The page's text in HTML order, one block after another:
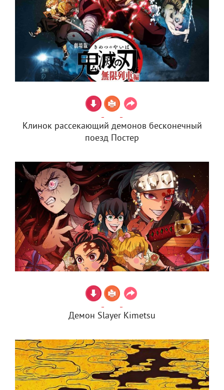
Клинок рассекающий демонов бесконечный
поезд Постер
Демон Slayer Kimetsu